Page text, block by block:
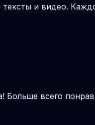
и видео.
всего